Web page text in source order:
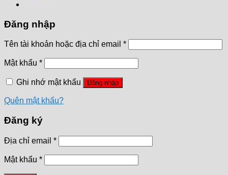
Đăng nhập
Tên tài khoản hoặc địa chỉ email *
Mật khẩu *
Ghi nhớ mật khẩu Đăng nhập
Quên mật khẩu?
Đăng ký
Địa chỉ email *
Mật khẩu *